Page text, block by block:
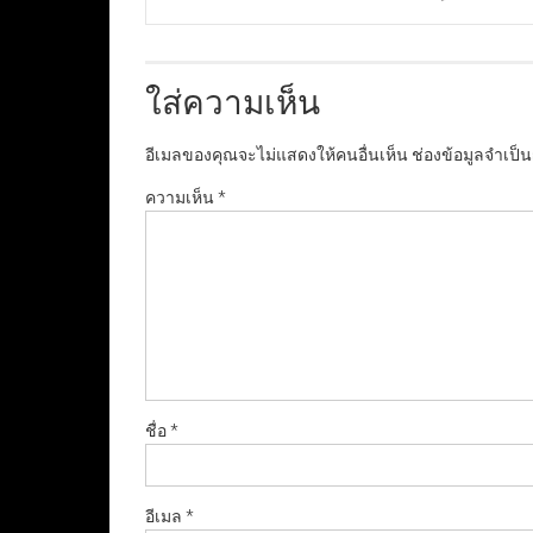
ใส่ความเห็น
อีเมลของคุณจะไม่แสดงให้คนอื่นเห็น ช่องข้อมูลจำเป็
ความเห็น*
ชื่อ*
อีเมล *